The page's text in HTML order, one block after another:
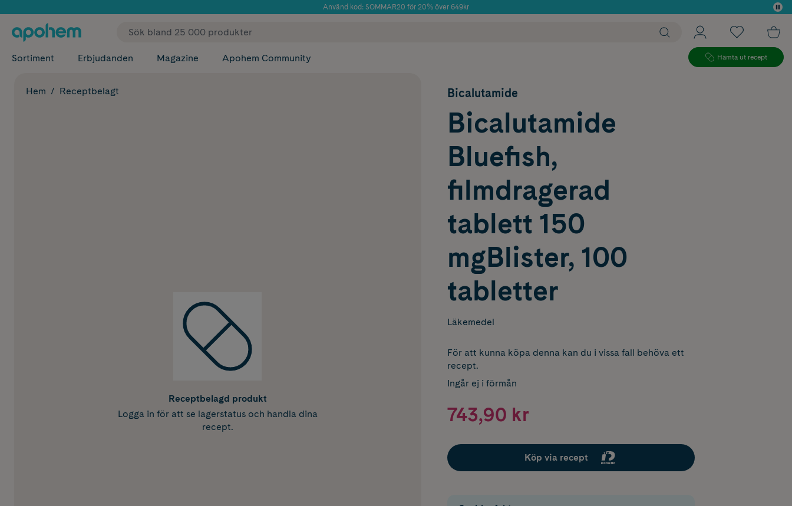
Använd kod: SOMMAR20 för 20% över 649kr
✓ Fri frakt
Sortiment Erbjudanden Magazine Apohem Community Hämta ut recept
Hem Receptbelagt
Receptbelagd produkt
Logga in för att se lagerstatus och handla dina
recept.
Bicalutamide
Bicalutamide
Bluefish,
filmdragerad
tablett 150
mgBlister, 100
tabletter
Läkemedel
För att kunna köpa denna kan du i vissa fall behöva ett
recept.
Ingår ej i förmån
743,90 kr
Köp via recept